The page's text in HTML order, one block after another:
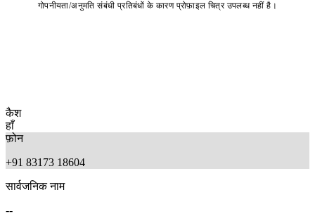
गोपनीयता/अनुमति संबंधी प्रतिबंधों के कारण प्रोफ़ाइल चित्र उपलब्ध नहीं है।
कैश
हाँ
फ़ोन
+91 83173 18604
सार्वजनिक नाम
--